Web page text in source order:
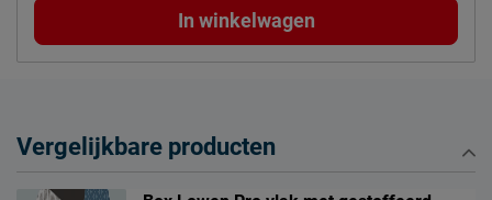
In winkelwagen
Vergelijkbare producten